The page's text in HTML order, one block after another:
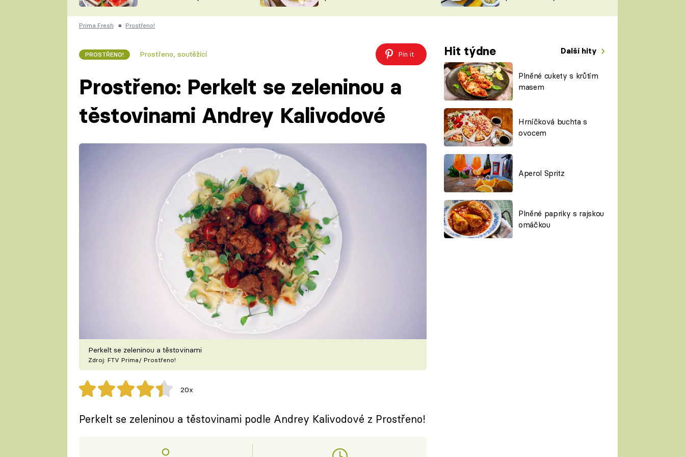
ČESKO NA TALÍŘI
KUCHAŘKA
VYCHYTÁVKY
ŠÉFREDAKTORKY
ČASOPIS
Prima Fresh ■ Prostřeno!
PROSTŘENO! Prostřeno, soutěžící Pin it Hit týdne Další hity
Plněné cukety s krůtím
masem
Hrníčková buchta s
ovocem
Aperol Spritz
Plněné papriky s rajskou
omáčkou
Prostřeno: Perkelt se zeleninou a
těstovinami Andrey Kalivodové
Perkelt se zeleninou a těstovinami
Zdroj: FTV Prima/ Prostřeno!
20x
Perkelt se zeleninou a těstovinami podle Andrey Kalivodové z Prostřeno!